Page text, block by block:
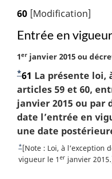
60 [Modification]
Entrée en vigueur
N
o
t
e
m
a
g
i
n
1er janvier 2015 ou
N
o
t
e
d
e
b
*61 La présente loi,
articles 59 et 60,
janvier 2015 ou par
date l’entrée en
une date
R
e
*[Note : Loi, à l’exception
vigueur le 1 erjanvier